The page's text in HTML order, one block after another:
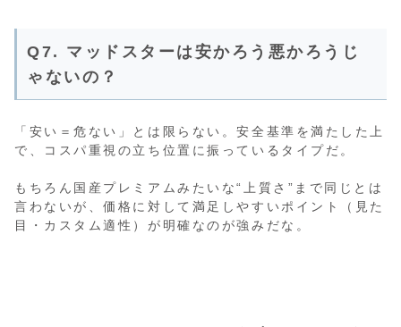
Q7. マッドスターは安かろう悪かろうじ
ゃないの？
「安い＝危ない」とは限らない。安全基準を満たした上
で、コスパ重視の立ち位置に振っているタイプだ。
もちろん国産プレミアムみたいな“上質さ”まで同じとは
言わないが、価格に対して満足しやすいポイント（見た
目・カスタム適性）が明確なのが強みだな。